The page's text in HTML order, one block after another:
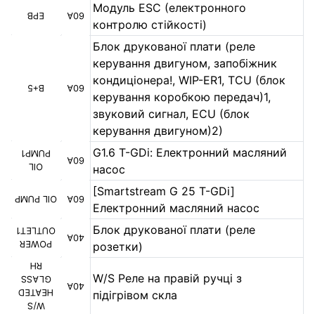
EPB 60A
Модуль ESC (електронного
контролю стійкості)
B+5 60A
Блок друкованої плати (реле
керування двигуном, запобіжник
кондиціонера!, WIP-ER1, TCU (блок
керування коробкою передач)1,
звуковий сигнал, ECU (блок
керування двигуном)2)
OIL
PUMP1
60A
G1.6 T-GDi: Електронний масляний
насос
OIL PUMP 60A
[Smartstream G 25 T-GDi]
Електронний масляний насос
POWER
OUTLET1
40A
Блок друкованої плати (реле
розетки)
W/S
HEATED
GLASS
RH
40A
W/S Реле на правій ручці з
підігрівом скла